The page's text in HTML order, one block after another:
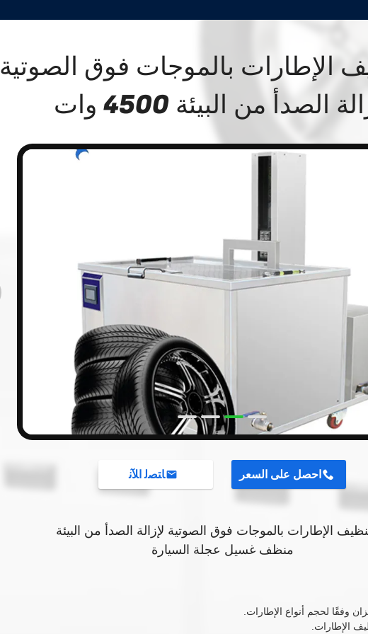
الإطارات بالموجات فوق الصوتية
الصدأ من البيئة 4500 وات
احصل على السعر ﺎﺘﺼﻟ ﺍﻶﻧ
تنظيف الإطارات بالموجات فوق الصوتية لإزالة الصدأ من البيئة
منظف ​​غسيل عجلة السيارة
وفقًا لحجم أنواع الإطارات.